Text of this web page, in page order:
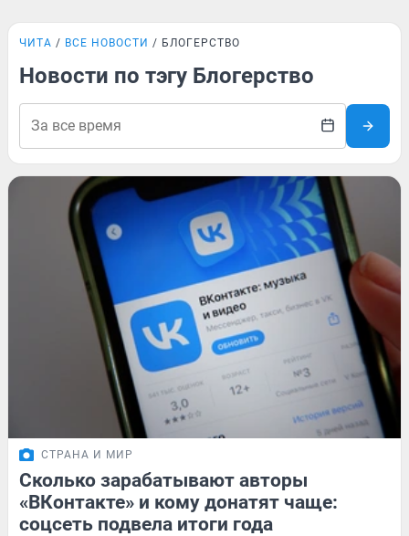
ЧИТА ВСЕ НОВОСТИ БЛОГЕРСТВО
Новости по тэгу Блогерство
СТРАНА И МИР
Сколько зарабатывают авторы
«ВКонтакте» и кому донатят чаще:
соцсеть подвела итоги года